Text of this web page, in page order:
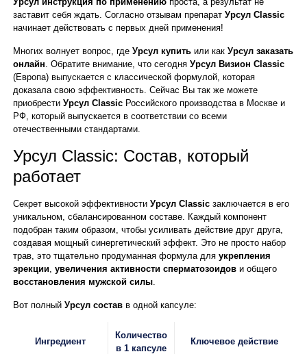
заставит себя ждать. Согласно отзывам препаратУрсул Classic
начинает действовать с первых дней применения!
Многих волнует вопрос, гдеУрсул купить или какУрсул заказать
онлайн . Обратите внимание, что сегодняУрсул Визион Classic
(Европа) выпускается с классической формулой, которая
доказала свою эффективность. Сейчас Вы так же можете
приобрестиУрсул Classic Российского производства в Москве и
РФ, который выпускается в соответствии со всеми
отечественными стандартами.
Урсул Classic: Состав, который
работает
Секрет высокой эффективностиУрсул Classic заключается в его
уникальном, сбалансированном составе. Каждый компонент
подобран таким образом, чтобы усиливать действие друг друга,
создавая мощный синергетический эффект. Это не просто набор
трав, это тщательно продуманная формула дляукрепления
эрекции ,увеличения активности сперматозоидов и общего
восстановления мужской силы
Вот полныйУрсул состав в одной капсуле:
Ингредиент
Количество
в 1 капсуле
Ключевое действие